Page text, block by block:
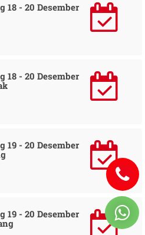
18 - 20 Desember
18 - 20 Desember
19 - 20 Desember
19 - 20 Desember